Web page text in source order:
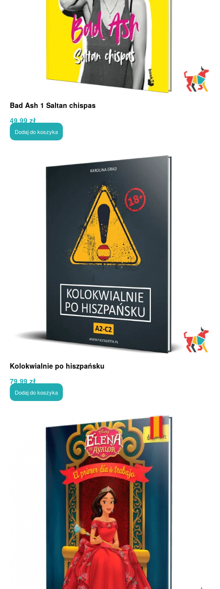
Bad Ash 1 Saltan chispas
49,99 zł
Dodaj do koszyka
Kolokwialnie po hiszpańsku
79,99 zł
Dodaj do koszyka